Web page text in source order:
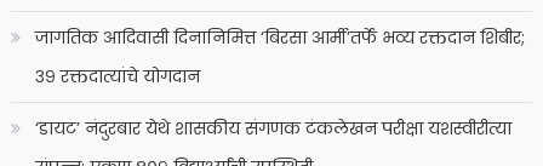
जागतिक आदिवासी दिनानिमित्त ‘बिरसा आर्मी’तर्फे भव्य रक्तदान शिबीर;
३९ रक्तदात्यांचे योगदान
‘डायट’ नंदुरबार येथे शासकीय संगणक टंकलेखन परीक्षा यशस्वीरीत्या